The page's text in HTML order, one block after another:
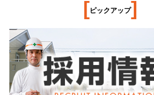
[ピックアップ]